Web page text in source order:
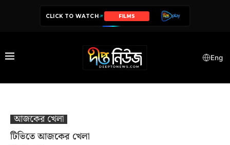
CLICK TO WATCH SERIES
Eng
আজকের খেলা
টিভিতে আজকের খেলা